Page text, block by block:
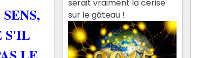
S'IL
serait vraiment la cerise
sur le gâteau !